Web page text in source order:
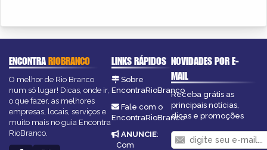
ENCONTRARIOBRANCO
O melhor de Rio Branco
num só lugar! Dicas, onde ir,
o que fazer, as melhores
empresas, locais, serviços e
muito mais no guia Encontra
RioBranco.
LINKS RÁPIDOS
Sobre
EncontraRioBranco
Fale com o
EncontraRioBranco
ANUNCIE:
Com
NOVIDADES POR E-
MAIL
Receba grátis as
principais notícias,
dicas e promoções